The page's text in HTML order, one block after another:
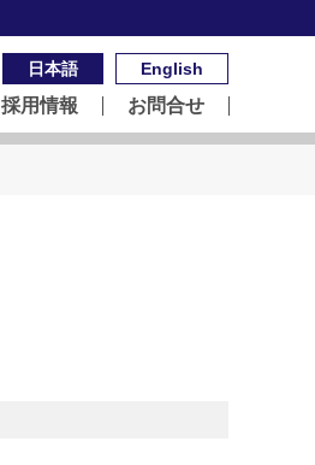
日本語 English
採用情報 お問合せ